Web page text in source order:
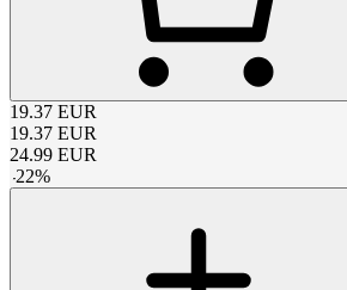
19.37 EUR
19.37 EUR
24.99 EUR
-22%